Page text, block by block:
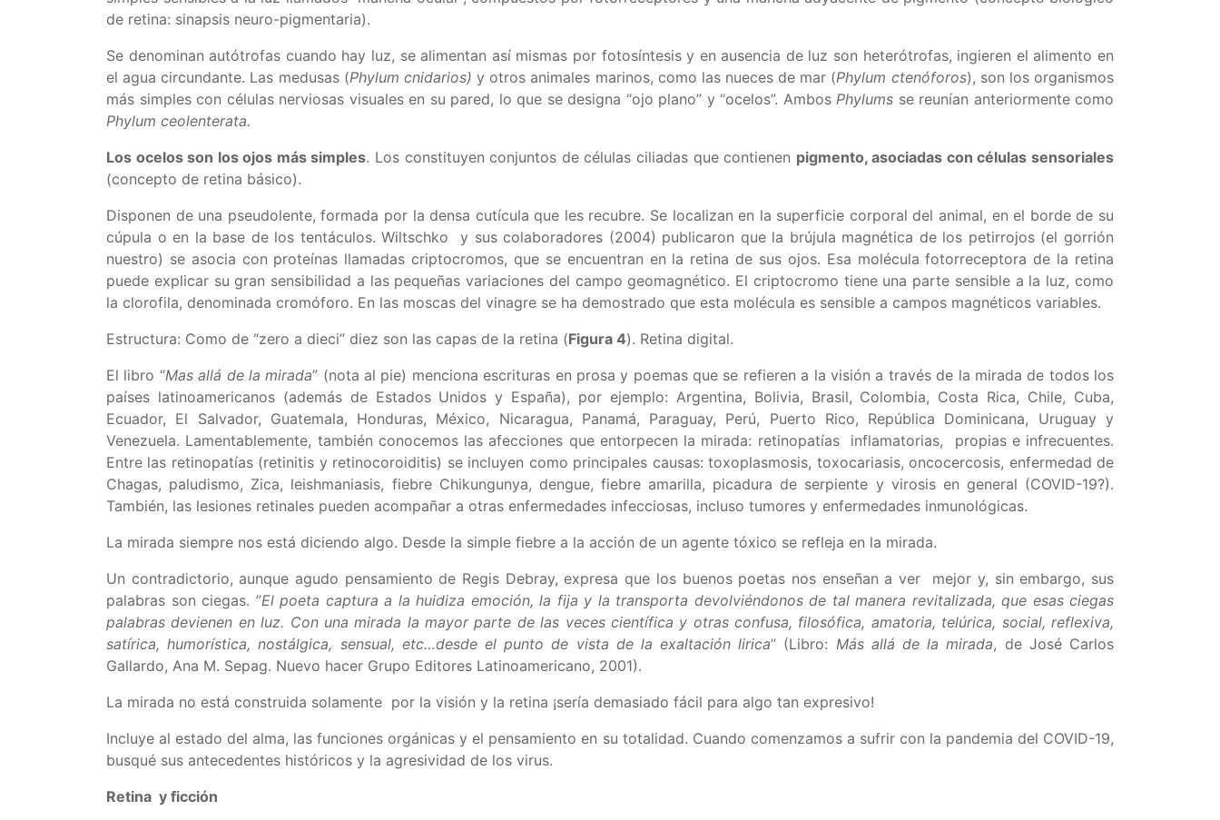
de retina: sinapsis neuro-pigmentaria).
Se denominan autótrofas cuando hay luz, se alimentan así mismas por fotosíntesis y en ausencia de luz son heterótrofas, ingieren el alimento en
el agua circundante. Las medusas (Phylum cnidarios) y otros animales marinos, como las nueces de mar (Phylum ctenóforos), son los organismos
más simples con células nerviosas visuales en su pared, lo que se designa “ojo plano” y “ocelos”. Ambos Phylums se reunían anteriormente como
Phylum ceolenterata.
Los ocelos son los ojos más simples. Los constituyen conjuntos de células ciliadas que contienen pigmento, asociadas con células sensoriales
(concepto de retina básico).
Disponen de una pseudolente, formada por la densa cutícula que les recubre. Se localizan en la superficie corporal del animal, en el borde de su
cúpula o en la base de los tentáculos. Wiltschko y sus colaboradores (2004) publicaron que la brújula magnética de los petirrojos (el gorrión
nuestro) se asocia con proteínas llamadas criptocromos, que se encuentran en la retina de sus ojos. Esa molécula fotorreceptora de la retina
puede explicar su gran sensibilidad a las pequeñas variaciones del campo geomagnético. El criptocromo tiene una parte sensible a la luz, como
la clorofila, denominada cromóforo. En las moscas del vinagre se ha demostrado que esta molécula es sensible a campos magnéticos variables.
Estructura: Como de “zero a dieci” diez son las capas de la retina (Figura 4). Retina digital.
El libro “Mas allá de la mirada” (nota al pie) menciona escrituras en prosa y poemas que se refieren a la visión a través de la mirada de todos los
países latinoamericanos (además de Estados Unidos y España), por ejemplo: Argentina, Bolivia, Brasil, Colombia, Costa Rica, Chile, Cuba,
Ecuador, El Salvador, Guatemala, Honduras, México, Nicaragua, Panamá, Paraguay, Perú, Puerto Rico, República Dominicana, Uruguay y
Venezuela. Lamentablemente, también conocemos las afecciones que entorpecen la mirada: retinopatías inflamatorias, propias e infrecuentes.
Entre las retinopatías (retinitis y retinocoroiditis) se incluyen como principales causas: toxoplasmosis, toxocariasis, oncocercosis, enfermedad de
Chagas, paludismo, Zica, leishmaniasis, fiebre Chikungunya, dengue, fiebre amarilla, picadura de serpiente y virosis en general (COVID-19?).
También, las lesiones retinales pueden acompañar a otras enfermedades infecciosas, incluso tumores y enfermedades inmunológicas.
La mirada siempre nos está diciendo algo. Desde la simple fiebre a la acción de un agente tóxico se refleja en la mirada.
Un contradictorio, aunque agudo pensamiento de Regis Debray, expresa que los buenos poetas nos enseñan a ver mejor y, sin embargo, sus
palabras son ciegas. ”El poeta captura a la huidiza emoción, la fija y la transporta devolviéndonos de tal manera revitalizada, que esas ciegas
palabras devienen en luz. Con una mirada la mayor parte de las veces científica y otras confusa, filosófica, amatoria, telúrica, social, reflexiva,
satírica, humorística, nostálgica, sensual, etc…desde el punto de vista de la exaltación lirica” (Libro: Más allá de la mirada, de José Carlos
Gallardo, Ana M. Sepag. Nuevo hacer Grupo Editores Latinoamericano, 2001).
La mirada no está construida solamente por la visión y la retina ¡sería demasiado fácil para algo tan expresivo!
Incluye al estado del alma, las funciones orgánicas y el pensamiento en su totalidad. Cuando comenzamos a sufrir con la pandemia del COVID-19,
busqué sus antecedentes históricos y la agresividad de los virus.
Retina y ficción